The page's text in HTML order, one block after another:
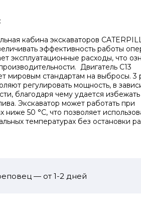
кабина экскаваторов
эффективность работы
эксплуатационные расходы, что
Двигатель С13
мировым стандартам на выбросы. 3
регулировать мощность, в
благодаря чему удается
Экскаватор может работать при
ниже 50 °C, что позволяет
температурах без остановки
— от 1-2 дней